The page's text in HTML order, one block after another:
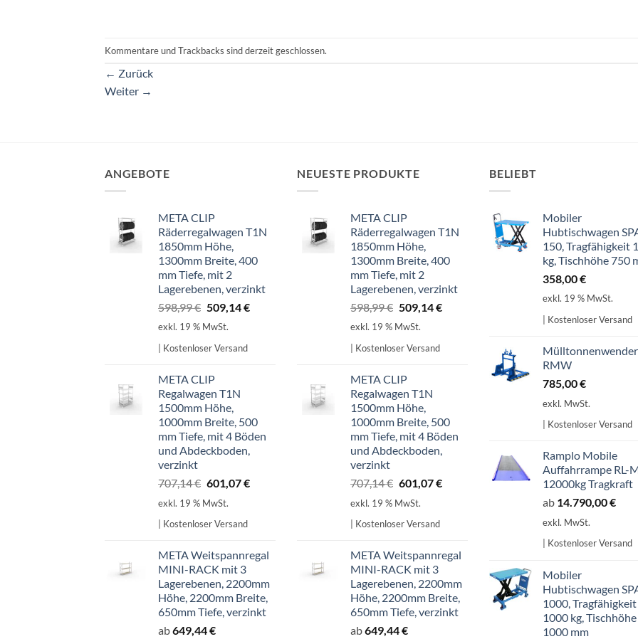
Kommentare und Trackbacks sind derzeit geschlossen.
← Zurück
Weiter →
ANGEBOTE
META CLIP
Räderregalwagen T1N
1850mm Höhe,
1300mm Breite, 400
mm Tiefe, mit 2
Lagerebenen, verzinkt
598,99€ Ursprünglicher
Preis
598,99 €
509,14€Aktueller
exkl. 19 % MwSt.
| Kostenloser Versand
META CLIP
Regalwagen T1N
1500mm Höhe,
1000mm Breite, 500
mm Tiefe, mit 4 Böden
und Abdeckboden,
verzinkt
707,14€ Ursprünglicher
Preis
707,14 €
601,07€Aktueller
exkl. 19 % MwSt.
| Kostenloser Versand
META Weitspannregal
MINI-RACK mit 3
Lagerebenen, 2200mm
Höhe, 2200mm Breite,
650mm Tiefe, verzinkt
ab649,44€
NEUESTE PRODUKTE
META CLIP
Räderregalwagen T1N
1850mm Höhe,
1300mm Breite, 400
mm Tiefe, mit 2
Lagerebenen, verzinkt
598,99€ Ursprünglicher
Preis
598,99 €
509,14€Aktueller
exkl. 19 % MwSt.
| Kostenloser Versand
META CLIP
Regalwagen T1N
1500mm Höhe,
1000mm Breite, 500
mm Tiefe, mit 4 Böden
und Abdeckboden,
verzinkt
707,14€ Ursprünglicher
Preis
707,14 €
601,07€Aktueller
exkl. 19 % MwSt.
| Kostenloser Versand
META Weitspannregal
MINI-RACK mit 3
Lagerebenen, 2200mm
Höhe, 2200mm Breite,
650mm Tiefe, verzinkt
ab649,44€
BELIEBT
Mobiler
Hubtischwagen
150, Tragfähigkeit
kg, Tischhöhe 750
358,00€
exkl. 19 % MwSt.
| Kostenloser Versand
RMW
785,00€
exkl. MwSt.
| Kostenloser Versand
Ramplo Mobile
Auffahrrampe RL-
12000kg Tragkraft
ab 14.790,00€
exkl. MwSt.
| Kostenloser Versand
Mobiler
Hubtischwagen
1000, Tragfähigkeit
1000 kg, Tischhöhe
1000 mm